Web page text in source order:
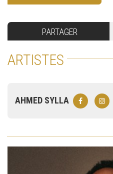
PARTAGER
ARTISTES
AHMED SYLLA